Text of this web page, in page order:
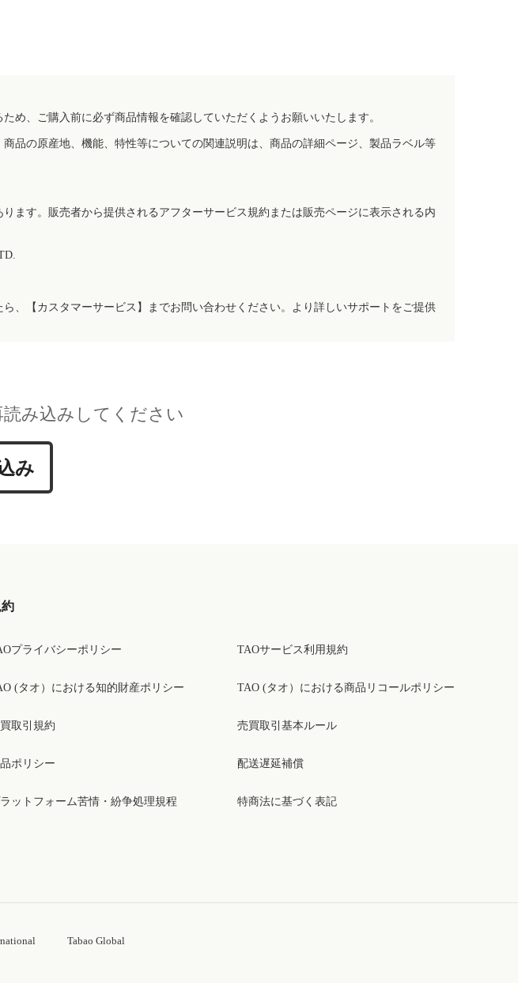
め、ご購入前に必ず商品情報を確認していただくようお願いいたします。
品の原産地、機能、特性等についての関連説明は、商品の詳細ページ、製品ラベル等
ます。販売者から提供されるアフターサービス規約または販売ページに表示される内
、【カスタマーサービス】までお問い合わせください。より詳しいサポートをご提供
み込みしてください
み
プライバシーポリシー
(タオ）における知的財産ポリシー
取引規約
ポリシー
ットフォーム苦情・紛争処理規程
TAOサービス利用規約
TAO (タオ）における商品リコールポリシー
売買取引基本ルール
配送遅延補償
特商法に基づく表記
Tabao Global